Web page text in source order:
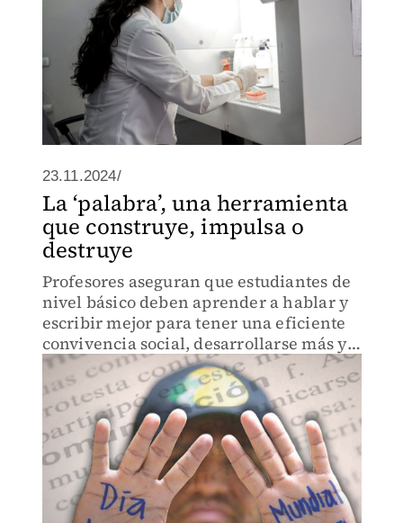
23.11.2024/
La ‘palabra’, una herramienta
que construye, impulsa o
destruye
Profesores aseguran que estudiantes de
nivel básico deben aprender a hablar y
escribir mejor para tener una eficiente
convivencia social, desarrollarse más y
evitar conflictos